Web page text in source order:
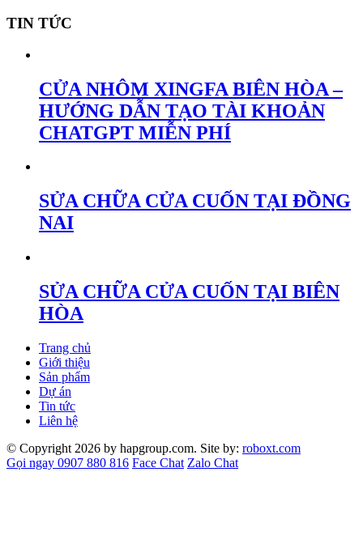
TIN TỨC
CỬA NHÔM XINGFA BIÊN HÒA –
HƯỚNG DẪN TẠO TÀI KHOẢN
CHATGPT MIỄN PHÍ
SỬA CHỮA CỬA CUỐN TẠI ĐỒNG
NAI
SỬA CHỮA CỬA CUỐN TẠI BIÊN
HÒA
Trang chủ
Giới thiệu
Sản phẩm
Dự án
Tin tức
Liên hệ
© Copyright 2026 by hapgroup.com. Site by: roboxt.com
Gọi ngay 0907 880 816 Face Chat Zalo Chat